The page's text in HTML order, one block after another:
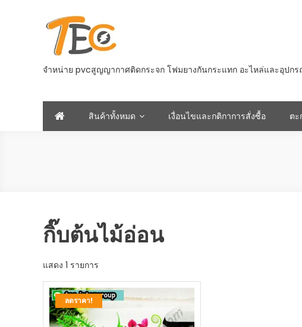
จำหน่าย pvcสูญญากาศติดกระจก โฟมยางกันกระแทก อะไหล่และอุปก
สินค้าทั้งหมด เงื่อนไขและกติกาการสั่งซื้อ ต
กิ๊บต้นไม้อ่อน
แสดง 1 รายการ
ลดราคา!